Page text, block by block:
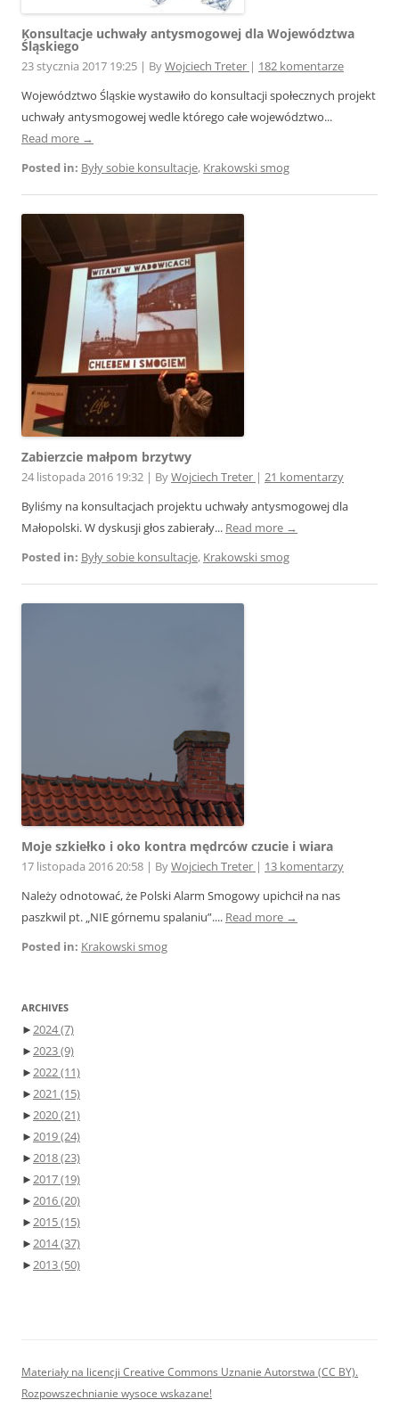
Konsultacje uchwały antysmogowej dla Województwa
Śląskiego
23 stycznia 2017 19:25 | ByWojciech Treter | 182 komentarze
Województwo Śląskie wystawiło do konsultacji społecznych projekt
uchwały antysmogowej wedle którego całe województwo...
Read more →
Posted in: Były sobie konsultacje, Krakowski smog
Zabierzcie małpom brzytwy
24 listopada 2016 19:32 | ByWojciech Treter | 21 komentarzy
Byliśmy na konsultacjach projektu uchwały antysmogowej dla
Małopolski. W dyskusji głos zabierały... Read more →
Posted in: Były sobie konsultacje, Krakowski smog
Moje szkiełko i oko kontra mędrców czucie i wiara
17 listopada 2016 20:58 | ByWojciech Treter | 13 komentarzy
Należy odnotować, że Polski Alarm Smogowy upichcił na nas
paszkwil pt. „NIE górnemu spalaniu”.... Read more →
Posted in: Krakowski smog
ARCHIVES
►2024(7)
►2023(9)
►2022(11)
►2021 (15)
►2020(21)
►2019(24)
►2018(23)
►2017(19)
►2016(20)
►2015(15)
►2014(37)
►2013(50)
Materiały na licencji Creative Commons Uznanie Autorstwa (CC BY).
Rozpowszechnianie wysoce wskazane!